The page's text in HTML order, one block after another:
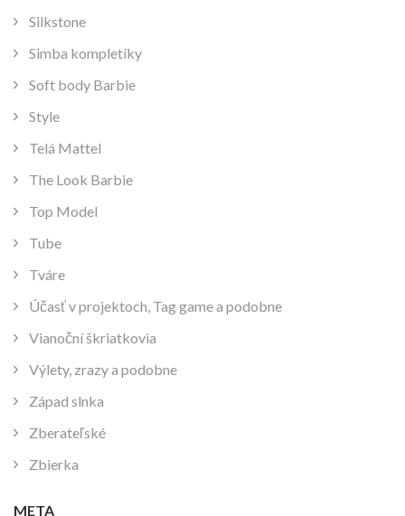
Silkstone
Simba kompletíky
Soft body Barbie
Style
Telá Mattel
The Look Barbie
Top Model
Tube
Tváre
Účasť v projektoch, Tag game a podobne
Vianoční škriatkovia
Výlety, zrazy a podobne
Západ slnka
Zberateľské
Zbierka
META